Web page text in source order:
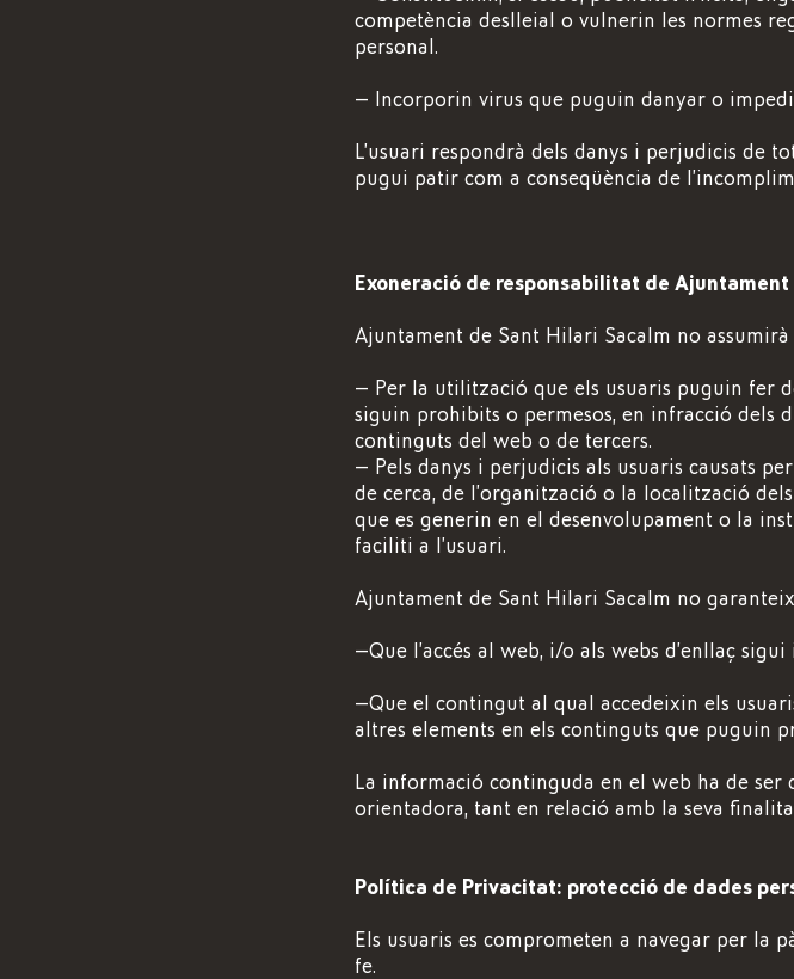
competència deslleial o vulnerin les normes
personal.
— Incorporin virus que puguin danyar o
L’usuari respondrà dels danys i perjudicis de
pugui patir com a conseqüència de
Exoneració de responsabilitat de
Ajuntament de Sant Hilari Sacalm no
— Per la utilització que els usuaris puguin fer
siguin prohibits o permesos, en infracció dels
continguts del web o de tercers.
— Pels danys i perjudicis als usuaris causats
de cerca, de l’organització o la localització
que es generin en el desenvolupament o la
faciliti a l’usuari.
Ajuntament de Sant Hilari Sacalm no
—Que l’accés al web, i/o als webs d’enllaç
—Que el contingut al qual accedeixin els
altres elements en els continguts que puguin
La informació continguda en el web ha de ser
orientadora, tant en relació amb la seva
Política de Privacitat: protecció de dades
Els usuaris es comprometen a navegar per
fe.